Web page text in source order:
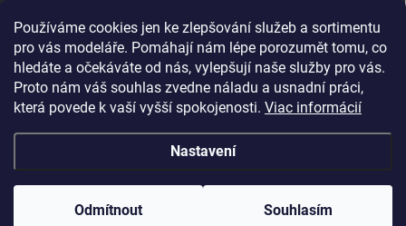
Používáme cookies jen ke zlepšování služeb a sortimentu
pro vás modeláře. Pomáhají nám lépe porozumět tomu, co
hledáte a očekáváte od nás, vylepšují naše služby pro vás.
Proto nám váš souhlas zvedne náladu a usnadní práci,
která povede k vaší vyšší spokojenosti. Viac informácií
Nastavení
Odmítnout Souhlasím
HT model
Na letisko 49
058 01 Poprad
Slovenská Republika
Copyright 2026HT model. Všechna práva vyhrazena.Upravit nastavení